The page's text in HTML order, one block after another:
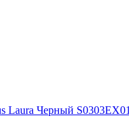
Laura Черный